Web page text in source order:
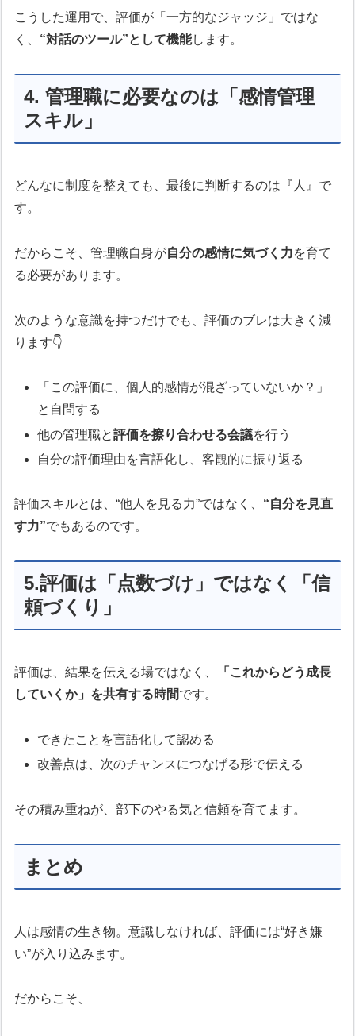
こうした運用で、評価が「一方的なジャッジ」ではな
く、 “対話のツール”として機能します。
4. 管理職に必要なのは「感情管理
スキル」
どんなに制度を整えても、最後に判断するのは『人』で
す。
だからこそ、管理職自身が自分の感情に気づく力を育て
る必要があります。
次のような意識を持つだけでも、評価のブレは大きく減
ります👇
「この評価に、個人的感情が混ざっていないか？」
と自問する
他の管理職と評価を擦り合わせる会議を行う
自分の評価理由を言語化し、客観的に振り返る
評価スキルとは、“他人を見る力”ではなく、 “自分を見直
す力”でもあるのです。
5.評価は「点数づけ」ではなく「信
頼づくり」
評価は、結果を伝える場ではなく、
「これからどう成長
していくか」を共有する時間です。
できたことを言語化して認める
改善点は、次のチャンスにつなげる形で伝える
その積み重ねが、部下のやる気と信頼を育てます。
まとめ
人は感情の生き物。意識しなければ、評価には“好き嫌
い”が入り込みます。
だからこそ、